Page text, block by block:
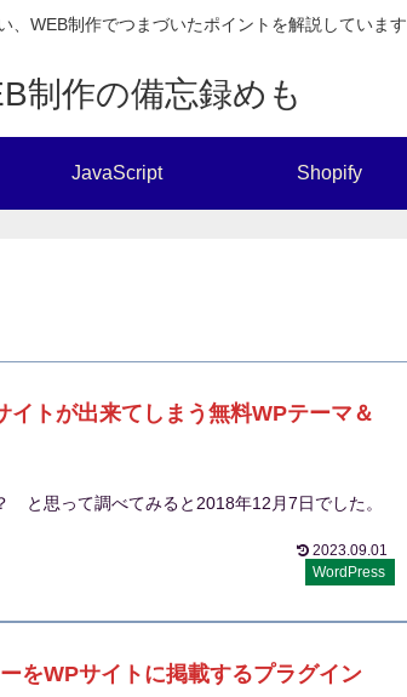
、WEB制作でつまづいたポイントを解説しています
JavaScript Shopify
イトが出来てしまう無料WPテーマ＆
と思って調べてみると2018年12月7日でした。
2023.09.01
WordPress
をWPサイトに掲載するプラグイン